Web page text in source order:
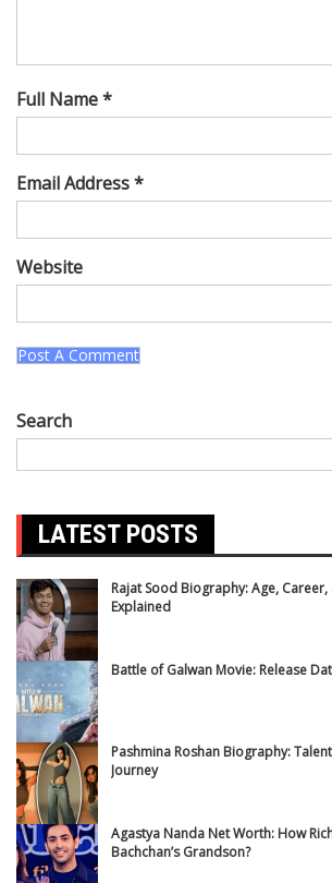
Full Name *
Email Address *
Website
Search
LATEST POSTS
Rajat Sood Biography: Age,
Explained
Battle of Galwan Movie: Release
Pashmina Roshan Biography:
Journey
Agastya Nanda Net Worth: How
Bachchan’s Grandson?